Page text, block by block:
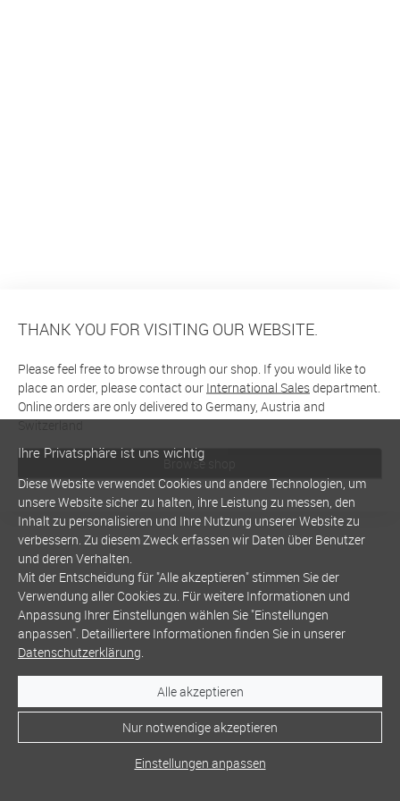
THANK YOU FOR VISITING OUR WEBSITE.
Please feel free to browse through our shop. If you would like to
place an order, please contact our International Salesdepartment.
Online orders are only delivered to Germany, Austria and
Switzerland
Browse shop
Ihre Privatsphäre ist uns wichtig
Diese Website verwendet Cookies und andere Technologien, um
unsere Website sicher zu halten, ihre Leistung zu messen, den
Inhalt zu personalisieren und Ihre Nutzung unserer Website zu
verbessern. Zu diesem Zweck erfassen wir Daten über Benutzer
und deren Verhalten.
Mit der Entscheidung für "Alle akzeptieren" stimmen Sie der
Verwendung aller Cookies zu. Für weitere Informationen und
Anpassung Ihrer Einstellungen wählen Sie "Einstellungen
anpassen". Detailliertere Informationen finden Sie in unserer
Datenschutzerklärung.
Alle akzeptieren
Nur notwendige akzeptieren
Einstellungen anpassen